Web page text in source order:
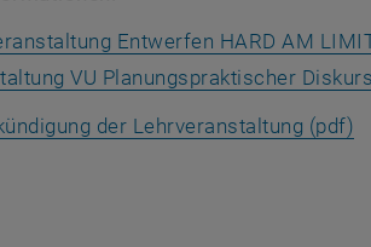
Entwerfen HARD AM
VU Planungspraktischer Diskurs
der Lehrveranstaltung (pdf)